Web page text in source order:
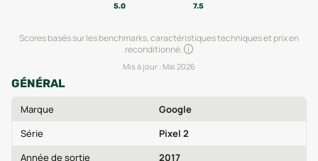
7.5
5.0
Scores basés sur les benchmarks, caractéristiques techniques et prix en
reconditionné.
Mis à jour : Mai 2026
GÉNÉRAL
Marque
Google
Série
Pixel 2
Année de sortie
2017